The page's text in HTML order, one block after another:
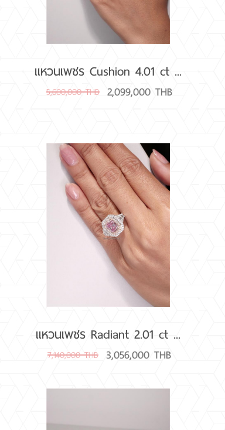
แหวนเพชร Cushion 4.01 ct ...
5,600,000 THB 2,099,000 THB
แหวนเพชร Radiant 2.01 ct ...
7,140,000 THB 3,056,000 THB